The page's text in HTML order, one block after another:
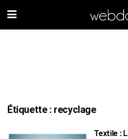
Étiquette : recyclage
Textile :